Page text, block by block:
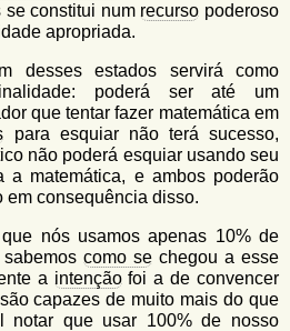
constitui num recurso poderoso
apropriada.
desses estados servirá como
poderá ser até um
que tentar fazer matemática em
para esquiar não terá sucesso,
não poderá esquiar usando seu
a matemática, e ambos poderão
em consequência disso.
nós usamos apenas 10% de
como se chegou a esse
a intençãofoi a de convencer
capazes de muito mais do que
notar que usar 100% de nosso